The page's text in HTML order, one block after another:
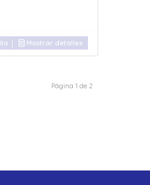
Mostrar detalles
Página 1 de 2